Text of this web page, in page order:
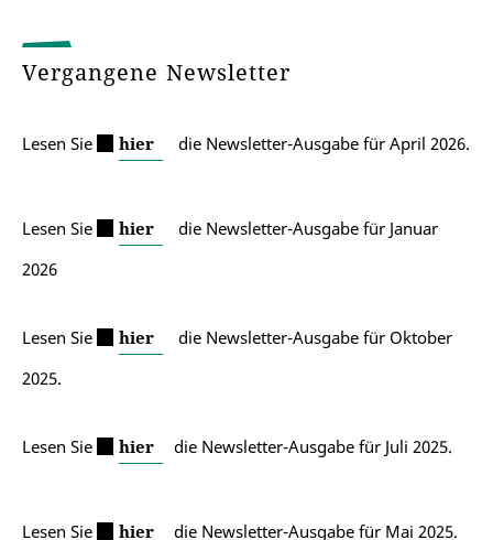
Vergangene Newsletter
Lesen Sie hier die Newsletter-Ausgabe für April 2026.
Lesen Sie hier
die Newsletter-Ausgabe für Januar
2026
Lesen Sie hier
die Newsletter-Ausgabe für Oktober
2025.
Lesen Sie hier die Newsletter-Ausgabe für Juli 2025.
Lesen Sie hier die Newsletter-Ausgabe für Mai 2025.